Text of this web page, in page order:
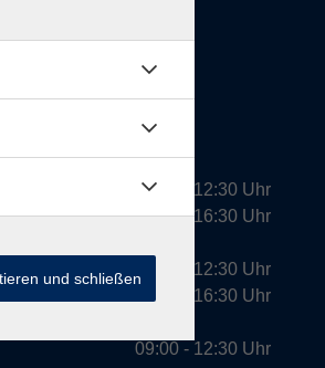
09:00 - 12:30 Uhr
13:00 - 16:30 Uhr
10:00 - 12:30 Uhr
13:00 - 16:30 Uhr
09:00 - 12:30 Uhr
und schließen